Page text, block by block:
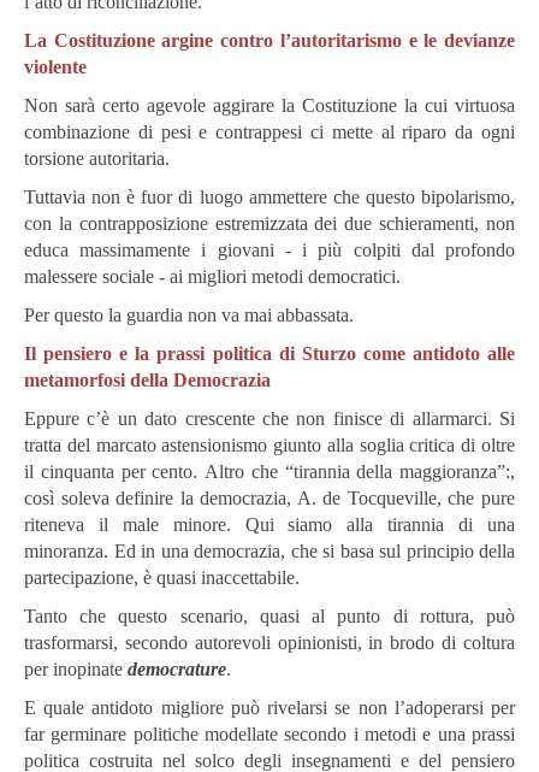
La Costituzione argine contro l’autoritarismo e le devianze
violente
Non sarà certo agevole aggirare la Costituzione la cui virtuosa
combinazione di pesi e contrappesi ci mette al riparo da ogni
torsione autoritaria.
Tuttavia non è fuor di luogo ammettere che questo bipolarismo,
con la contrapposizione estremizzata dei due schieramenti, non
educa massimamente i giovani - i più colpiti dal profondo
malessere sociale - ai migliori metodi democratici.
Per questo la guardia non va mai abbassata.
Il pensiero e la prassi politica di Sturzo come antidoto alle
metamorfosi della Democrazia
Eppure c’è un dato crescente che non finisce di allarmarci. Si
tratta del marcato astensionismo giunto alla soglia critica di oltre
il cinquanta per cento. Altro che “tirannia della maggioranza”:,
così soleva definire la democrazia, A. de Tocqueville, che pure
riteneva il male minore. Qui siamo alla tirannia di una
minoranza. Ed in una democrazia, che si basa sul principio della
partecipazione, è quasi inaccettabile.
Tanto che questo scenario, quasi al punto di rottura, può
trasformarsi, secondo autorevoli opinionisti, in brodo di coltura
per inopinate democrature.
E quale antidoto migliore può rivelarsi se non l’adoperarsi per
far germinare politiche modellate secondo i metodi e una prassi
politica costruita nel solco degli insegnamenti e del pensiero